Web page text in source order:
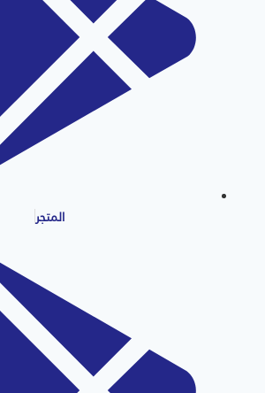
المتجر